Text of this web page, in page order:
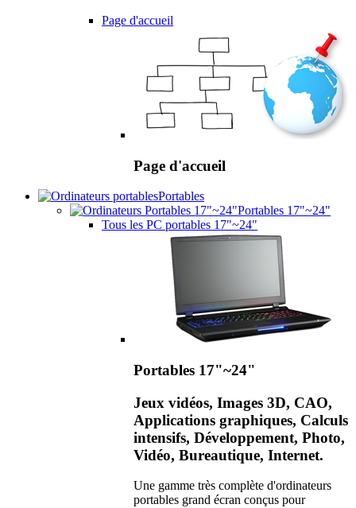
Page d'accueil
Page d'accueil
Portables
Portables 17"~24"
Tous les PC portables 17"~24"
Portables 17"~24"
Jeux vidéos, Images 3D, CAO,
Applications graphiques, Calculs
intensifs, Développement, Photo,
Vidéo, Bureautique, Internet.
Une gamme très complète d'ordinateurs
portables grand écran conçus pour